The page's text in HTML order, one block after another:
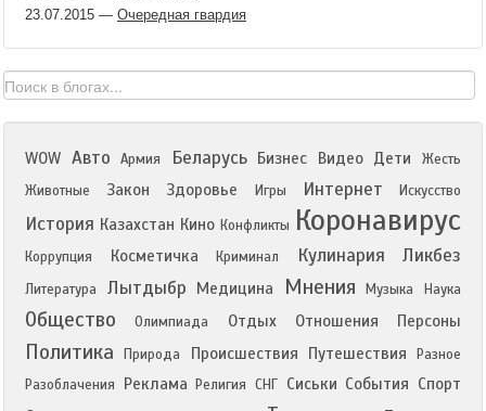
23.07.2015 — Очередная гвардия
WOW Авто Армия Беларусь Бизнес Видео Дети
Жесть
Животные
Закон Здоровье Игры Интернет Искусство
История Казахстан Кино Конфликты Коронавирус
Коррупция Косметичка Криминал Кулинария Ликбез
Литература Лытдыбр Медицина Мнения Музыка Наука
Общество Олимпиада Отдых Отношения Персоны
Политика Природа Происшествия Путешествия
Разное
Разоблачения
Реклама Религия СНГ Сиськи События Спорт